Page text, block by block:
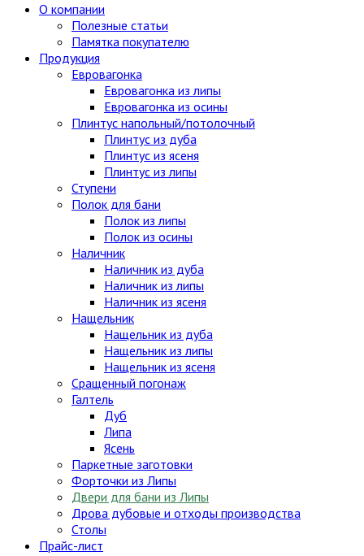
О компании
Полезные статьи
Памятка покупателю
Продукция
Евровагонка
Евровагонка из липы
Евровагонка из осины
Плинтус напольный/потолочный
Плинтус из дуба
Плинтус из ясеня
Плинтус из липы
Ступени
Полок для бани
Полок из липы
Полок из осины
Наличник
Наличник из дуба
Наличник из липы
Наличник из ясеня
Нащельник
Нащельник из дуба
Нащельник из липы
Нащельник из ясеня
Сращенный погонаж
Галтель
Дуб
Липа
Ясень
Паркетные заготовки
Форточки из Липы
Двери для бани из Липы
Дрова дубовые и отходы производства
Столы
Прайс-лист